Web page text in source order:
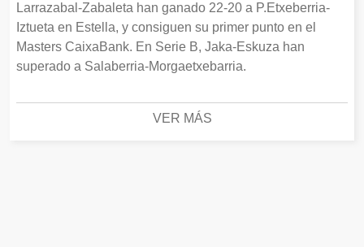
Larrazabal-Zabaleta han ganado 22-20 a P.Etxeberria-
Iztueta en Estella, y consiguen su primer punto en el
Masters CaixaBank. En Serie B, Jaka-Eskuza han
superado a Salaberria-Morgaetxebarria.
VER MÁS